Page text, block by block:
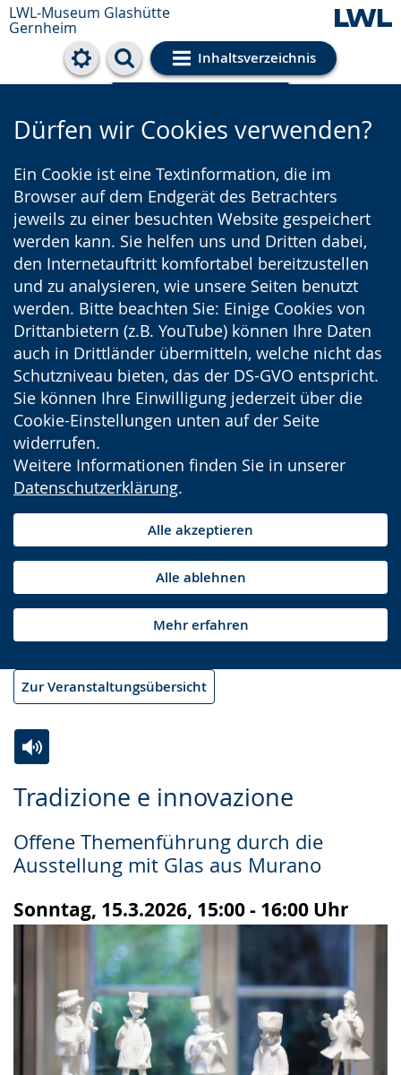
LWL-Museum Glashütte
Gernheim
Inhaltsverzeichnis
Cookie-Einstellungen
Dürfen wir Cookies verwenden?
Ein Cookie ist eine Textinformation, die im
Browser auf dem Endgerät des Betrachters
jeweils zu einer besuchten Website gespeichert
werden kann. Sie helfen uns und Dritten dabei,
den Internetauftritt komfortabel bereitzustellen
und zu analysieren, wie unsere Seiten benutzt
werden. Bitte beachten Sie: Einige Cookies von
Drittanbietern (z.B. YouTube) können Ihre Daten
auch in Drittländer übermitteln, welche nicht das
Schutzniveau bieten, das der DS-GVO entspricht.
Sie können Ihre Einwilligung jederzeit über die
Cookie-Einstellungen unten auf der Seite
widerrufen.
Weitere Informationen finden Sie in unserer
Datenschutzerklärung.
Alle akzeptieren
Alle ablehnen
Mehr erfahren
Zur Veranstaltungsübersicht
Tradizione e innovazione
Offene Themenführung durch die
Ausstellung mit Glas aus Murano
Sonntag, 15.3.2026, 15:00 - 16:00 Uhr
Leichten
wechseln.
Audio-
Video
Deutscher
Gebärdensprache
wird
angezeigt.